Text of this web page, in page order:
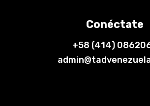
Conéctate
+58 (414)